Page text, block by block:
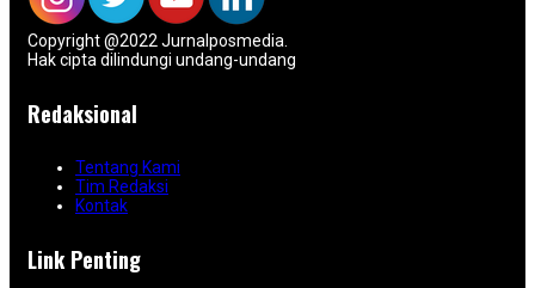
Copyright @2022 Jurnalposmedia.
Hak cipta dilindungi undang-undang
Redaksional
Tentang Kami
Tim Redaksi
Kontak
Link Penting